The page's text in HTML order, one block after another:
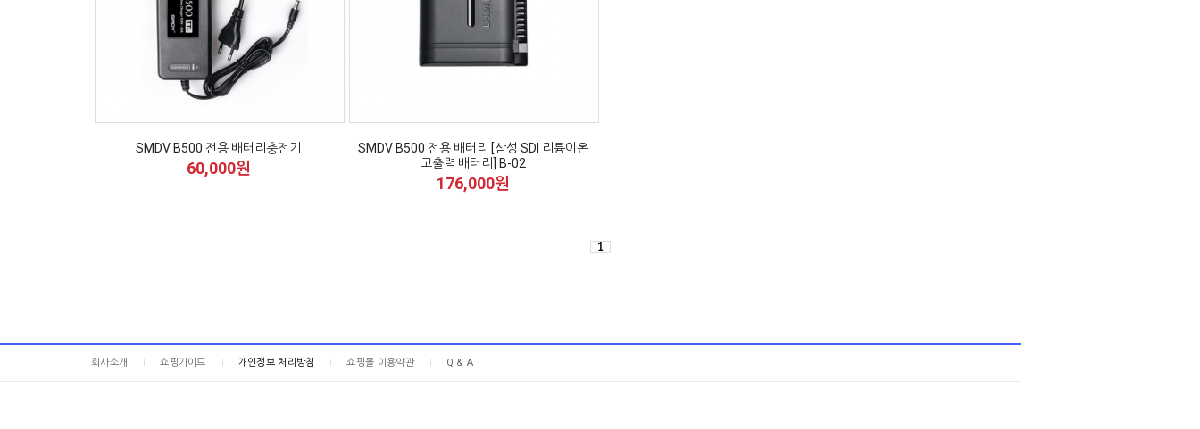
SMDV B500 전용 배터리충전기
60,000원
SMDV B500 전용 배터리 [삼성 SDI 리튬이온
고출력 배터리] B-02
176,000원
1
회사소개 쇼핑가이드 개인정보 처리방침 쇼핑몰 이용약관 Q & A